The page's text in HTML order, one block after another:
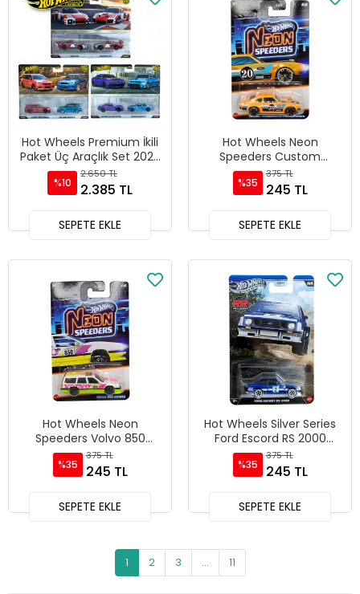
Hot Wheels Premium İkili
Paket Üç Araçlık Set 2026
- HBL96 - 979U
%10
2.650 TL
2.385 TL
SEPETE EKLE
Hot Wheels Neon
Speeders Custom
Personnalise Ford
Maverick - JKX94 - HLH72
%35
375 TL
245 TL
SEPETE EKLE
Hot Wheels Neon
Speeders Volvo 850
Estate - JKX93 - HLH72
%35
375 TL
245 TL
SEPETE EKLE
Hot Wheels Silver Series
Ford Escord RS 2000
JKX63 - GDG44
%35
375 TL
245 TL
SEPETE EKLE
1 2 3 ... 11